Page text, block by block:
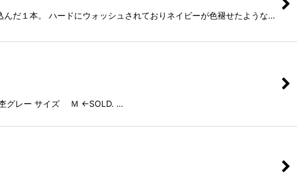
だ１本。 ハードにウォッシュされておりネイビーが色褪せたような…
杢グレー サイズ Ｍ ←SOLD. …